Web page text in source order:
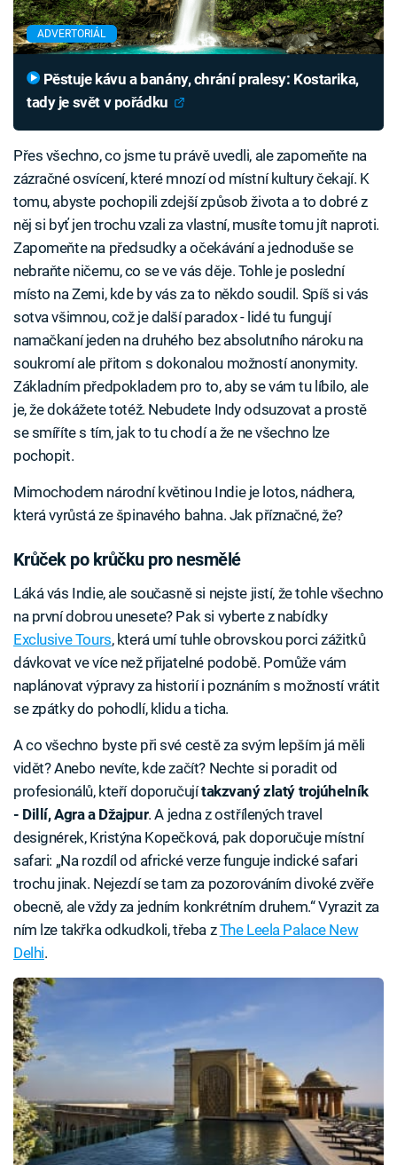
ADVERTORIÁL
tady je svět v pořádku
Přes všechno, co jsme tu právě uvedli, ale zapomeňte na
zázračné osvícení, které mnozí od místní kultury čekají. K
tomu, abyste pochopili zdejší způsob života a to dobré z
něj si byť jen trochu vzali za vlastní, musíte tomu jít naproti.
Zapomeňte na předsudky a očekávání a jednoduše se
nebraňte ničemu, co se ve vás děje. Tohle je poslední
místo na Zemi, kde by vás za to někdo soudil. Spíš si vás
sotva všimnou, což je další paradox - lidé tu fungují
namačkaní jeden na druhého bez absolutního nároku na
soukromí ale přitom s dokonalou možností anonymity.
Základním předpokladem pro to, aby se vám tu líbilo, ale
je, že dokážete totéž. Nebudete Indy odsuzovat a prostě
se smíříte s tím, jak to tu chodí a že ne všechno lze
pochopit.
Mimochodem národní květinou Indie je lotos, nádhera,
která vyrůstá ze špinavého bahna. Jak příznačné, že?
Krůček po krůčku pro nesmělé
Láká vás Indie, ale současně si nejste jistí, že tohle všechno
na první dobrou unesete? Pak si vyberte z nabídky
Exclusive Tours, která umí tuhle obrovskou porci zážitků
dávkovat ve více než přijatelné podobě. Pomůže vám
naplánovat výpravy za historií i poznáním s možností vrátit
se zpátky do pohodlí, klidu a ticha.
A co všechno byste při své cestě za svým lepším já měli
vidět? Anebo nevíte, kde začít? Nechte si poradit od
profesionálů, kteří doporučujítakzvaný zlatý trojúhelník
- Dillí, Agra a Džajpur. A jedna z ostřílených travel
designérek, Kristýna Kopečková, pak doporučuje místní
safari: „Na rozdíl od africké verze funguje indické safari
trochu jinak. Nejezdí se tam za pozorováním divoké zvěře
obecně, ale vždy za jedním konkrétním druhem.“ Vyrazit za
ním lze takřka odkudkoli, třeba zThe Leela Palace New
Delhi.